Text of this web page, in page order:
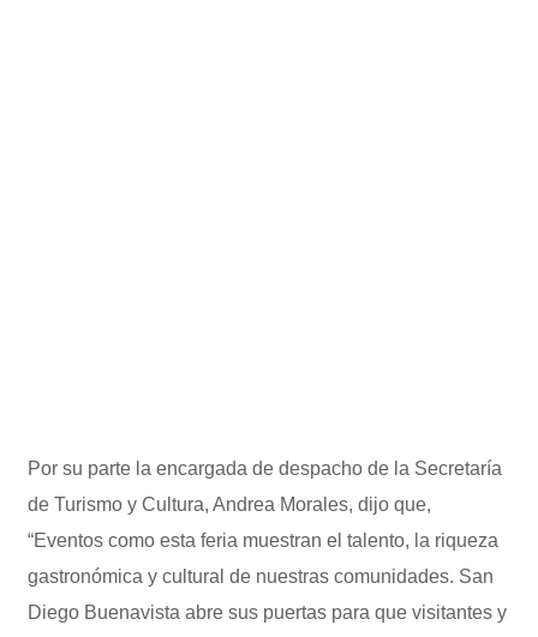
Por su parte la encargada de despacho de la Secretaría
de Turismo y Cultura, Andrea Morales, dijo que,
“Eventos como esta feria muestran el talento, la riqueza
gastronómica y cultural de nuestras comunidades. San
Diego Buenavista abre sus puertas para que visitantes y